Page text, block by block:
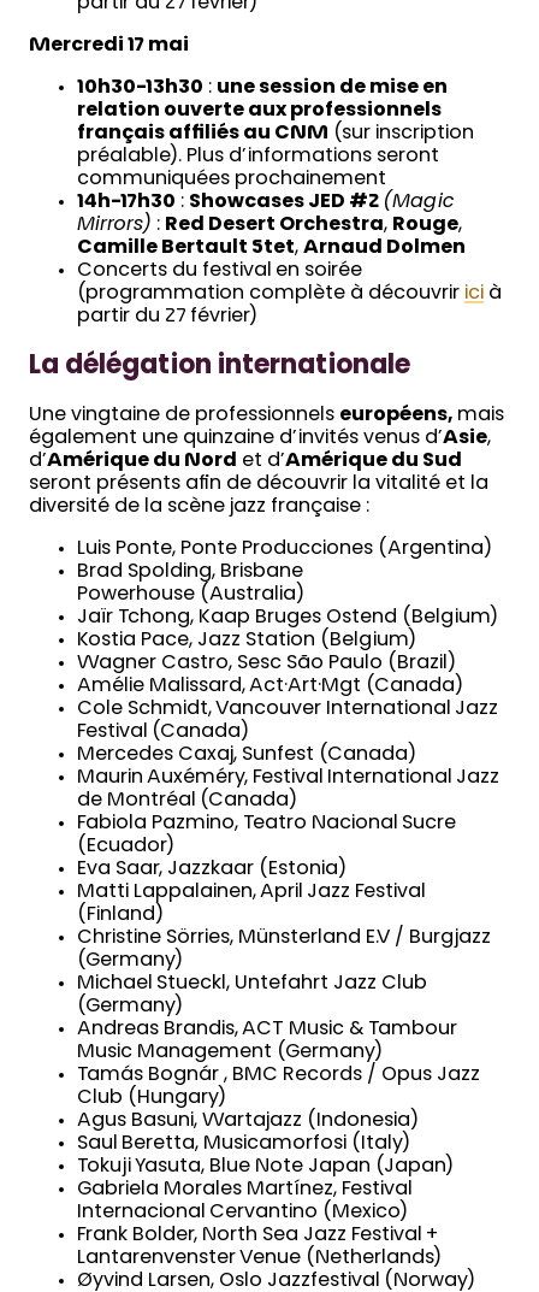
partir du 27 février)
Mercredi 17 mai
10h30-13h30 : une session de mise en
relation ouverte aux professionnels
français affiliés au CNM (sur inscription
préalable). Plus d’informations seront
communiquées prochainement
14h-17h30 : Showcases JED #2 (Magic
Mirrors) : Red Desert Orchestra, Rouge,
Camille Bertault 5tet, Arnaud Dolmen
Concerts du festival en soirée
(programmation complète à découvrir ici à
partir du 27 février)
La délégation internationale
Une vingtaine de professionnels européens, mais
également une quinzaine d’invités venus d’Asie,
d’Amérique du Nord et d’Amérique du Sud
seront présents afin de découvrir la vitalité et la
diversité de la scène jazz française :
Luis Ponte, Ponte Producciones (Argentina)
Brad Spolding, Brisbane
Powerhouse (Australia)
Jaïr Tchong, Kaap Bruges Ostend (Belgium)
Kostia Pace, Jazz Station (Belgium)
Wagner Castro, Sesc São Paulo (Brazil)
Amélie Malissard, Act·Art·Mgt (Canada)
Cole Schmidt, Vancouver International Jazz
Festival (Canada)
Mercedes Caxaj, Sunfest (Canada)
Maurin Auxéméry, Festival International Jazz
de Montréal (Canada)
Fabiola Pazmino, Teatro Nacional Sucre
(Ecuador)
Eva Saar, Jazzkaar (Estonia)
Matti Lappalainen, April Jazz Festival
(Finland)
Christine Sörries, Münsterland E.V / Burgjazz
(Germany)
Michael Stueckl, Untefahrt Jazz Club
(Germany)
Andreas Brandis, ACT Music & Tambour
Music Management (Germany)
Tamás Bognár , BMC Records / Opus Jazz
Club (Hungary)
Agus Basuni, Wartajazz (Indonesia)
Saul Beretta, Musicamorfosi (Italy)
Tokuji Yasuta, Blue Note Japan (Japan)
Gabriela Morales Martínez, Festival
Internacional Cervantino (Mexico)
Frank Bolder, North Sea Jazz Festival +
Lantarenvenster Venue (Netherlands)
Øyvind Larsen, Oslo Jazzfestival (Norway)